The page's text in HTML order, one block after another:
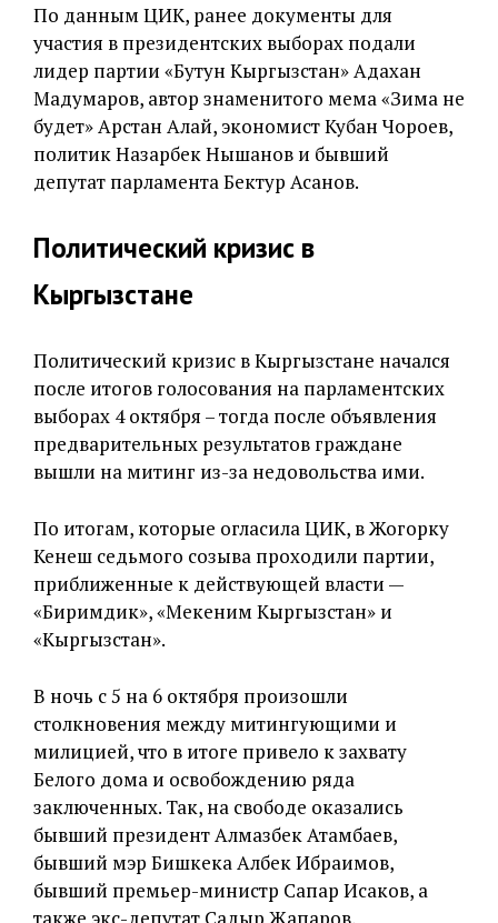
По данным ЦИК, ранее документы для
участия в президентских выборах подали
лидер партии «Бутун Кыргызстан» Адахан
Мадумаров, автор знаменитого мема «Зима не
будет» Арстан Алай, экономист Кубан Чороев,
политик Назарбек Нышанов и бывший
депутат парламента Бектур Асанов.
Политический кризис в
Кыргызстане
Политический кризис в Кыргызстане начался
после итогов голосования на парламентских
выборах 4 октября – тогда после объявления
предварительных результатов граждане
вышли на митинг из-за недовольства ими.
По итогам, которые огласила ЦИК, в Жогорку
Кенеш седьмого созыва проходили партии,
приближенные к действующей власти —
«Биримдик», «Мекеним Кыргызстан» и
«Кыргызстан».
В ночь с 5 на 6 октября произошли
столкновения между митингующими и
милицией, что в итоге привело к захвату
Белого дома и освобождению ряда
заключенных. Так, на свободе оказались
бывший президент Алмазбек Атамбаев,
бывший мэр Бишкека Албек Ибраимов,
бывший премьер-министр Сапар Исаков, а
также экс-депутат Садыр Жапаров,